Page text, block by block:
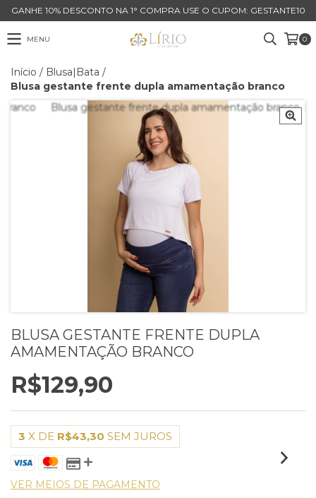
GANHE 10% DESCONTO NA 1° COMPRA USE O CUPOM: GESTANTE10
MENU 0
Início / Blusa|Bata /
Blusa gestante frente dupla amamentação branco
BLUSA GESTANTE FRENTE DUPLA
AMAMENTAÇÃO BRANCO
R$129,90
3 X DE R$43,30 SEM JUROS
VER MEIOS DE PAGAMENTO